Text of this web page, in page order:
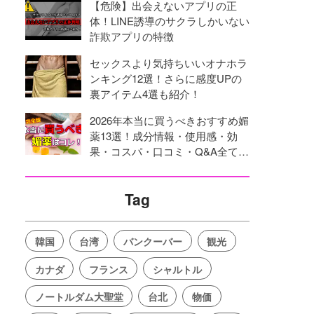
【危険】出会えないアプリの正
体！LINE誘導のサクラしかいない
詐欺アプリの特徴
セックスより気持ちいいオナホラ
ンキング12選！さらに感度UPの
裏アイテム4選も紹介！
2026年本当に買うべきおすすめ媚
薬13選！成分情報・使用感・効
果・コスパ・口コミ・Q&A全てを
Tag
韓国 台湾 バンクーバー
観光
カナダ
フランス
シャルトル
ノートルダム大聖堂
台北 物価